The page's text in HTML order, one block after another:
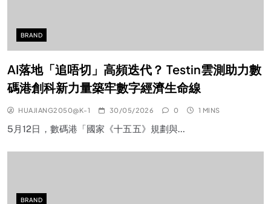
BRAND
AI落地「追唔切」高頻迭代？ Testin雲測助力數
碼港創科新力量築牢數字經濟生命線
HUAJIANG2050@K-1 30/05/2026 0 1 MINS
5月12日，數碼港「國家《十五五》規劃與…
BRAND